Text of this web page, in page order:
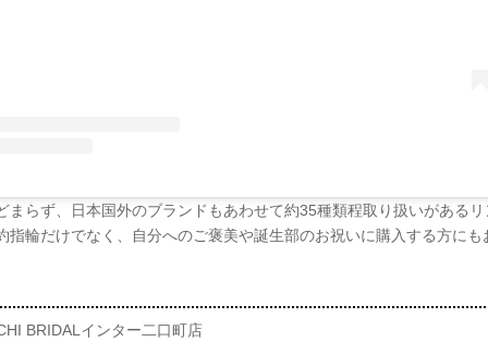
まらず、日本国外のブランドもあわせて約35種類程取り扱いがあるリ
指輪だけでなく、自分へのご褒美や誕生部のお祝いに購入する方にも
BRIDALインター二口町店